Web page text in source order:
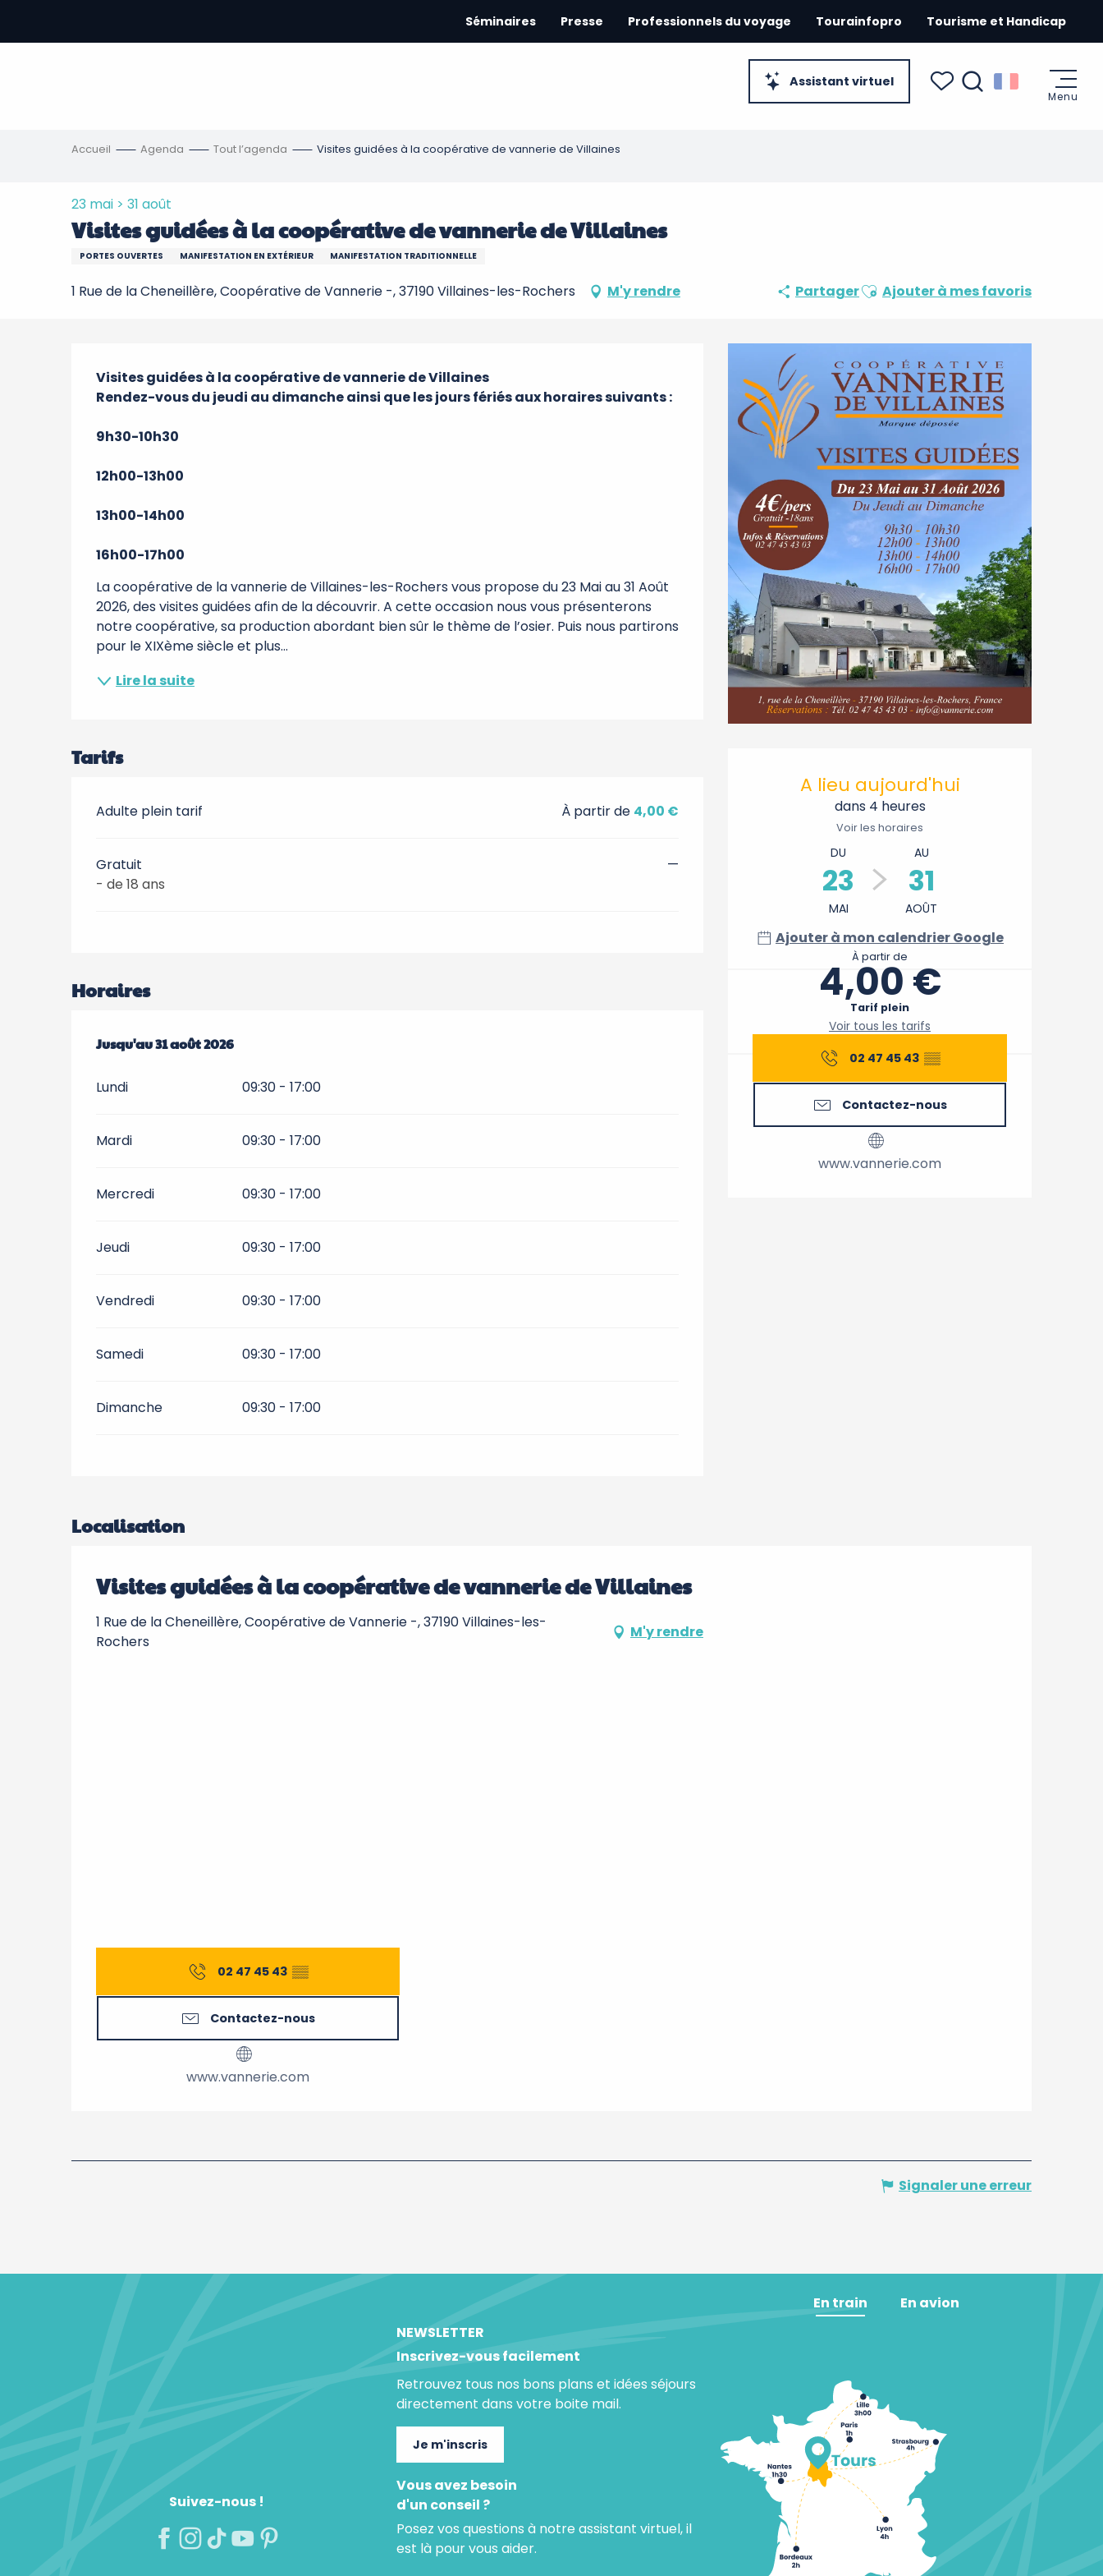
contenu
Assistant virtuel
Séminaires Presse Professionnels du voyage Tourainfopro Tourisme et Handicap
Menu
Accueil Agenda Tout l’agenda Visites guidées à la coopérative de vannerie de Villaines
23 mai > 31 août
Visites guidées à la coopérative de vannerie de Villaines
PORTES OUVERTES MANIFESTATION EN EXTÉRIEUR MANIFESTATION TRADITIONNELLE
1 Rue de la Cheneillère, Coopérative de Vannerie -, 37190 Villaines-les-Rochers M'y rendre PartagerAjouter aux favoris
Ajouter à mes favoris
Ouverture et
A lieu aujourd'hui
dans 4 heures
Voir les horaires
DU
23
MAI
AU
31
AOÛT
Ajouter à mon calendrier Google
À partir de
4,00 €
Tarif plein
Voir tous les tarifs
02 47 45 43 ▒▒
Contactez-nous
www.vannerie.com
Description
Visites guidées à la coopérative de vannerie de Villaines
Rendez-vous du jeudi au dimanche ainsi que les jours fériés aux horaires suivants :
9h30-10h30
12h00-13h00
13h00-14h00
16h00-17h00
La coopérative de la vannerie de Villaines-les-Rochers vous propose du 23 Mai au 31 Août
2026, des visites guidées afin de la découvrir. A cette occasion nous vous présenterons
notre coopérative, sa production abordant bien sûr le thème de l’osier. Puis nous partirons
pour le XIXème siècle et plus...
Lire la suite
Tarifs
Adulte plein tarif À partir de 4,00 €
Gratuit
- de 18 ans
—
Horaires
Du23 mai 2026au31 août 2026
Jusqu'au31 août 2026
Lundi 09:30 - 17:00
Mardi 09:30 - 17:00
Mercredi 09:30 - 17:00
Jeudi 09:30 - 17:00
Vendredi 09:30 - 17:00
Samedi 09:30 - 17:00
Dimanche 09:30 - 17:00
Localisation
Visites guidées à la coopérative de vannerie de Villaines
1 Rue de la Cheneillère, Coopérative de Vannerie -, 37190 Villaines-les-
Rochers
M'y rendre
02 47 45 43 ▒▒
Contactez-nous
www.vannerie.com
Signaler une erreur
Suivez-nous !
NEWSLETTER
Inscrivez-vous facilement
Retrouvez tous nos bons plans et idées séjours
directement dans votre boite mail.
Je m'inscris
Vous avez besoin
d'un conseil ?
Posez vos questions à notre assistant virtuel, il
est là pour vous aider.
En train En avion